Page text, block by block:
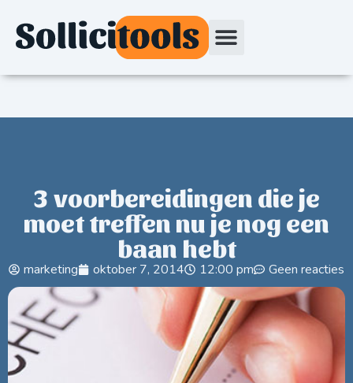
3 voorbereidingen die je
moet treffen nu je nog een
baan hebt
marketing oktober 7, 2014 12:00 pm Geen reacties